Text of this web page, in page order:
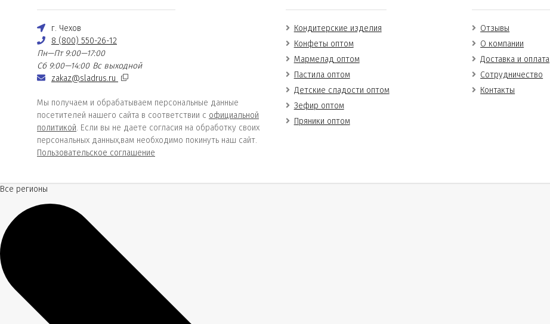
г. Чехов
8 (800) 550-26-12
Пн—Пт 9:00—17:00
Сб 9:00—14:00 Вс выходной
zakaz@sladrus.ru
Мы получаем и обрабатываем персональные данные
посетителей нашего сайта в соответствии с официальной
политикой. Если вы не даете согласия на обработку своих
персональных данных,вам необходимо покинуть наш сайт.
Пользовательское соглашение
Кондитерские изделия
Конфеты оптом
Мармелад оптом
Пастила оптом
Детские сладости оптом
Зефир оптом
Пряники оптом
Отзывы
О компании
Доставка и оплата
Сотрудничество
Контакты
Все регионы